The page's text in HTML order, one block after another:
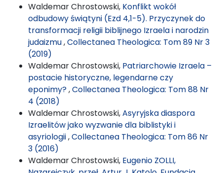
Waldemar Chrostowski, Konflikt wokół
odbudowy świątyni (Ezd 4,1-5). Przyczynek do
transformacji religii biblijnego Izraela i narodzin
judaizmu,Collectanea Theologica: Tom 89 Nr 3
(2019)
Waldemar Chrostowski, Patriarchowie Izraela –
postacie historyczne, legendarne czy
eponimy?,Collectanea Theologica: Tom 88 Nr
4 (2018)
Waldemar Chrostowski,Asyryjska diaspora
Izraelitów jako wyzwanie dla biblistyki i
asyriologii,Collectanea Theologica: Tom 86 Nr
3 (2016)
Waldemar Chrostowski, Eugenio ZOLLI,